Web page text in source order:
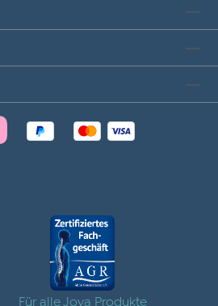
Für alle Joya Produkte